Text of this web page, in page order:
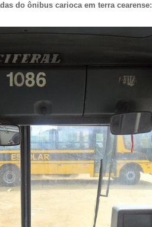
do ônibus carioca em terra cearense: